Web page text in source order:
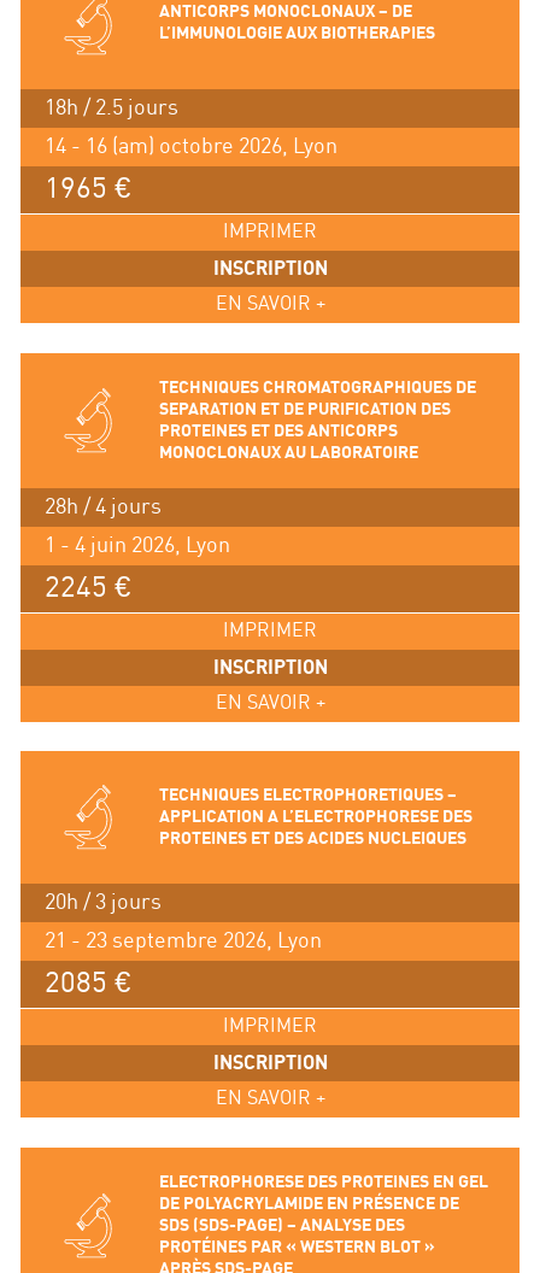
ANTICORPS MONOCLONAUX – DE
L’IMMUNOLOGIE AUX BIOTHERAPIES
18h / 2.5 jours
14 - 16 (am) octobre 2026, Lyon
1965 €
IMPRIMER
INSCRIPTION
EN SAVOIR +
TECHNIQUES CHROMATOGRAPHIQUES DE
SEPARATION ET DE PURIFICATION DES
PROTEINES ET DES ANTICORPS
MONOCLONAUX AU LABORATOIRE
28h / 4 jours
1 - 4 juin 2026, Lyon
2245 €
IMPRIMER
INSCRIPTION
EN SAVOIR +
TECHNIQUES ELECTROPHORETIQUES –
APPLICATION A L’ELECTROPHORESE DES
PROTEINES ET DES ACIDES NUCLEIQUES
20h / 3 jours
21 - 23 septembre 2026, Lyon
2085 €
IMPRIMER
INSCRIPTION
EN SAVOIR +
ELECTROPHORESE DES PROTEINES EN GEL
DE POLYACRYLAMIDE EN PRÉSENCE DE
SDS (SDS-PAGE) – ANALYSE DES
PROTÉINES PAR « WESTERN BLOT »
APRÈS SDS-PAGE